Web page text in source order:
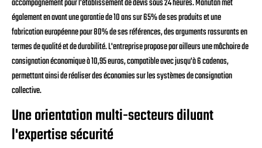
accompagnement pour l'établissement de devis sous 24 heures. Manutan met
également en avant une garantie de 10 ans sur 65% de ses produits et une
fabrication européenne pour 80% de ses références, des arguments rassurants en
termes de qualité et de durabilité. L'entreprise propose par ailleurs une mâchoire de
consignation économique à 10,95 euros, compatible avec jusqu'à 6 cadenas,
permettant ainsi de réaliser des économies sur les systèmes de consignation
collective.
Une orientation multi-secteurs diluant
l'expertise sécurité